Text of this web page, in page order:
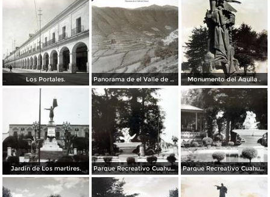
Los Portales. Panorama de el Valle de Toluca Monumento del Aguila .
Jardin de Los martires. Parque Recreativo Cuahutemoc. Parque Recreativo Cuahutemoc.